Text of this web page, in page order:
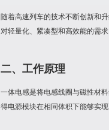
随着高速列车的技术不断创新和
对轻量化、紧凑型和高效能的需
二、工作原理
一体电感是将电感线圈与磁性材
得电源模块在相同体积下能够实